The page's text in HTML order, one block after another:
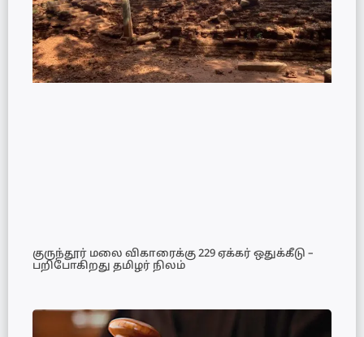
குருந்தூர் மலை விகாரைக்கு 229 ஏக்கர் ஒதுக்கீடு –
பறிபோகிறது தமிழர் நிலம்